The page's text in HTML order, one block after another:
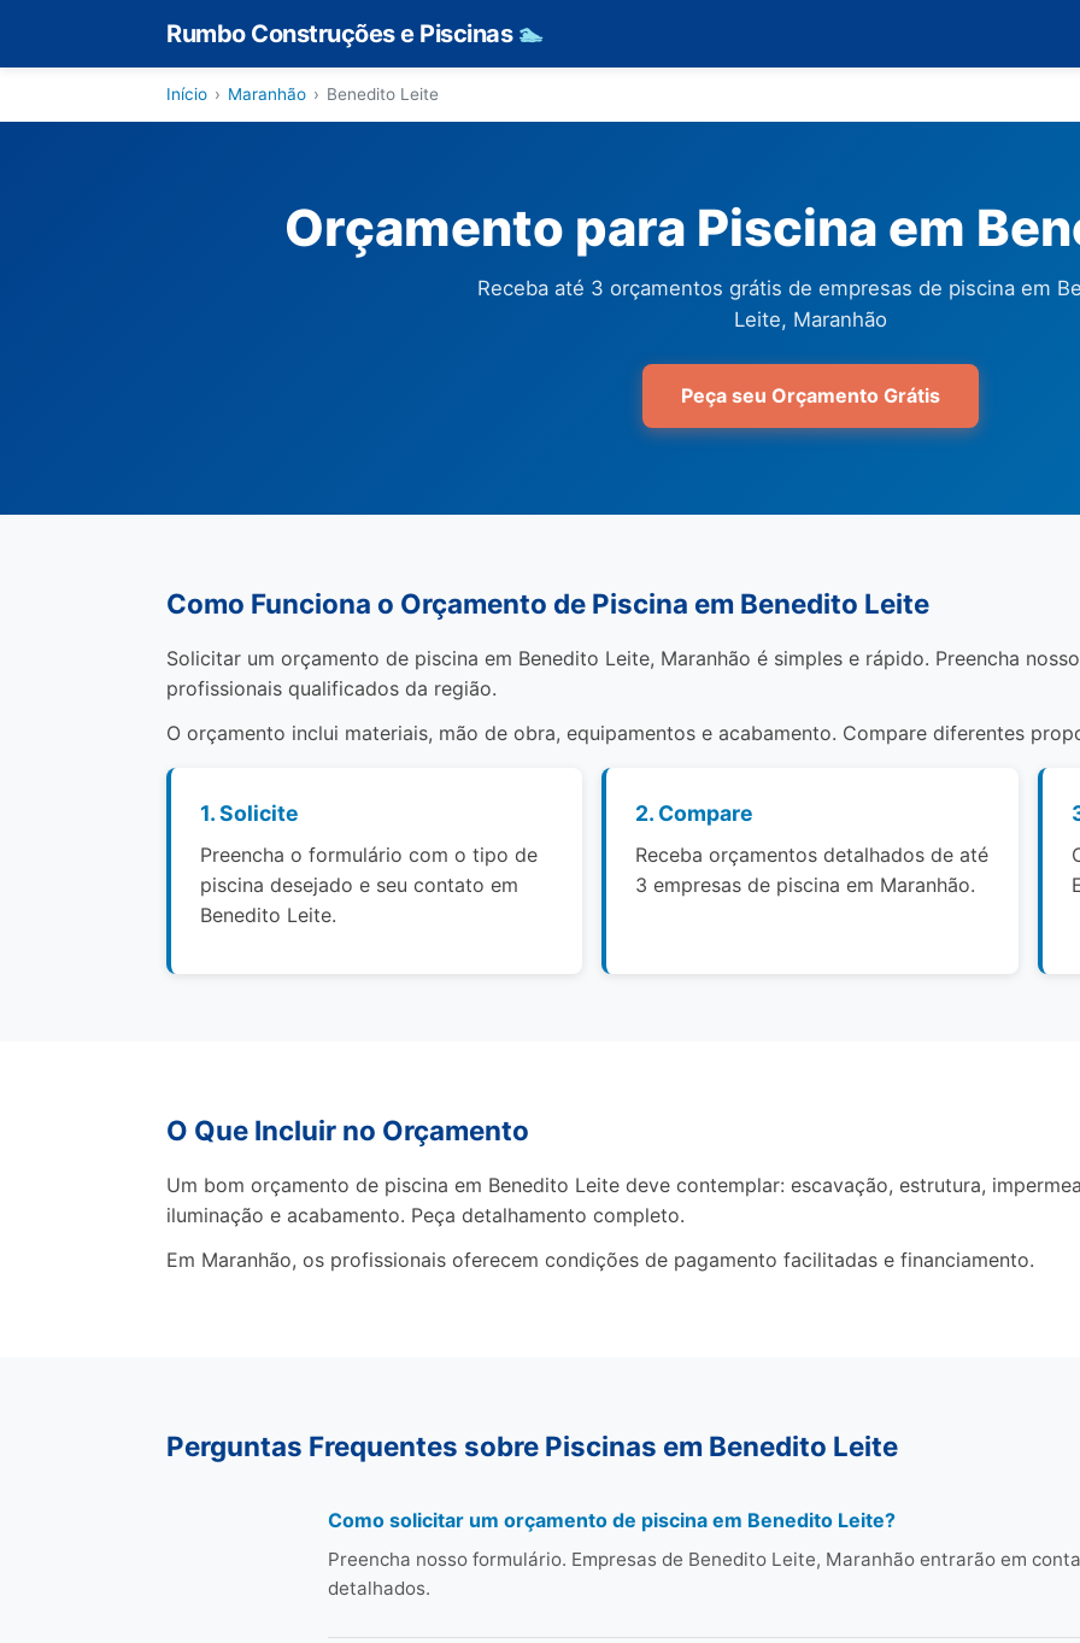
Rumbo Construções e Piscinas 🏊
Início › Maranhão › Benedito Leite
Orçamento para Piscina em
Receba até 3 orçamentos grátis de empresas de piscina em
Leite, Maranhão
Peça seu Orçamento Grátis
Como Funciona o Orçamento de Piscina em Benedito Leite
Solicitar um orçamento de piscina em Benedito Leite, Maranhão é simples e rápido. Preencha
profissionais qualificados da região.
O orçamento inclui materiais, mão de obra, equipamentos e acabamento. Compare diferentes
1. Solicite
Preencha o formulário com o tipo de
piscina desejado e seu contato em
Benedito Leite.
2. Compare
Receba orçamentos detalhados de até
3 empresas de piscina em Maranhão.
O Que Incluir no Orçamento
Um bom orçamento de piscina em Benedito Leite deve contemplar: escavação, estrutura,
iluminação e acabamento. Peça detalhamento completo.
Em Maranhão, os profissionais oferecem condições de pagamento facilitadas e financiamento.
Perguntas Frequentes sobre Piscinas em Benedito Leite
Como solicitar um orçamento de piscina em Benedito Leite?
Preencha nosso formulário. Empresas de Benedito Leite, Maranhão entrarão em
detalhados.